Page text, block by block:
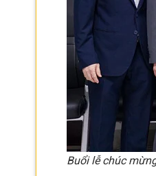
Buổi lễ chúc